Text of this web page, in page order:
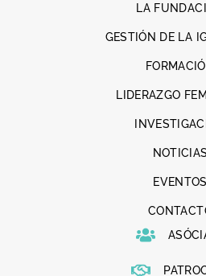
LA
GESTIÓN DE LA
LIDERAZGO
NOTICIAS
EVENTOS